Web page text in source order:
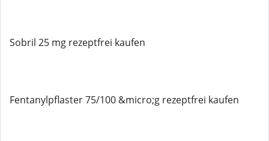
Sobril 25 mg rezeptfrei kaufen
Fentanylpflaster 75/100 &micro;g rezeptfrei kaufen